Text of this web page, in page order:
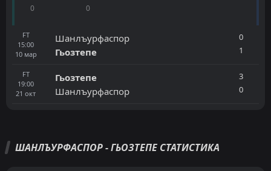
0 0
FT
15:00
10 мар
Шанлъурфаспор
Гьозтепе
0
1
FT
19:00
21 окт
Гьозтепе
Шанлъурфаспор
3
0
ШАНЛЪУРФАСПОР - ГЬОЗТЕПЕ СТАТИСТИКА